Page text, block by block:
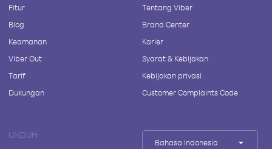
Fitur
Blog
Keamanan
Viber Out
Tarif
Dukungan
Tentang Viber
Brand Center
Karier
Syarat & Kebijakan
Kebijakan privasi
Customer Complaints Code
UNDUH
Bahasa Indonesia